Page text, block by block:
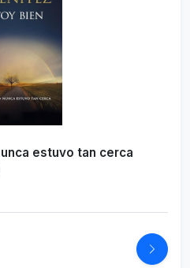
estuvo tan cerca